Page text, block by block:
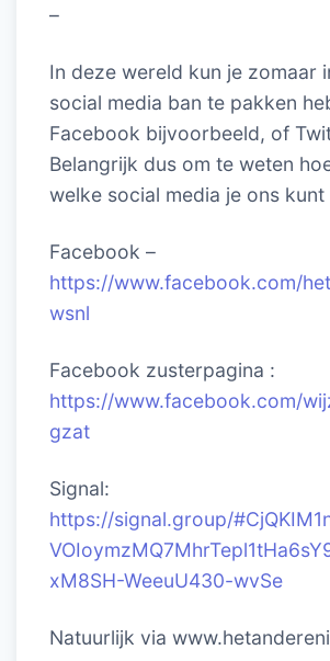
–
In deze wereld kun je zomaar
social media ban te pakken
Facebook bijvoorbeeld, of
Belangrijk dus om te weten
welke social media je ons kunt
Facebook –
https://www.facebook.com/
wsnl
Facebook zusterpagina :
https://www.facebook.com/
gzat
Signal:
https://signal.group/
xM8SH-WeeuU430-wvSe
Natuurlijk via